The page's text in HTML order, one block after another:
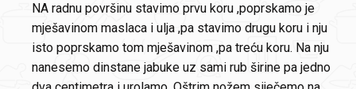
NA radnu površinu stavimo prvu koru ,poprskamo je
mješavinom maslaca i ulja ,pa stavimo drugu koru i nju
isto poprskamo tom mješavinom ,pa treću koru. Na nju
nanesemo dinstane jabuke uz sami rub širine pa jedno